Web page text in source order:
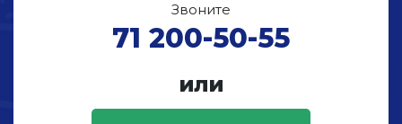
Звоните
71 200-50-55
или